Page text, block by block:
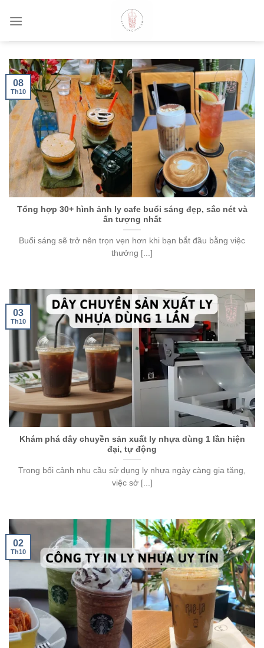
Tổng hợp 30+ hình ảnh ly cafe buổi sáng đẹp, sắc nét và
ấn tượng nhất
Buổi sáng sẽ trở nên trọn vẹn hơn khi bạn bắt đầu bằng việc
thưởng [...]
08
Th10
Khám phá dây chuyền sản xuất ly nhựa dùng 1 lần hiện
đại, tự động
Trong bối cảnh nhu cầu sử dụng ly nhựa ngày càng gia tăng,
việc sở [...]
03
Th10
02
Th10